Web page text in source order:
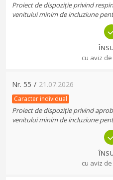
Proiect de dispoziție privind
venitului minim de incluziune
cu aviz
Nr. 55 / 21.07.2026
Caracter individual
Proiect de dispoziție privind
venitului minim de incluziune
cu aviz